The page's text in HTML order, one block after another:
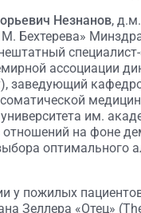
Незнанов,
ассоциации
заведующий
им.
на фоне
оптимального
у пожилых
Зеллера «Отец»